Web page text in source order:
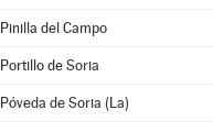
Pinilla del Campo
Portillo de Soria
Póveda de Soria (La)